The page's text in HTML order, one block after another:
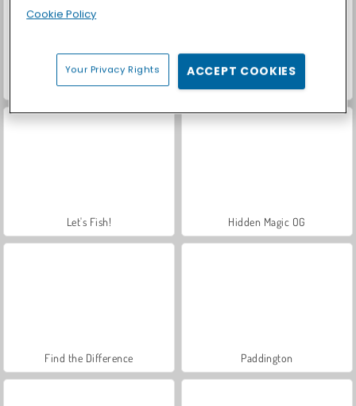
Farm Merge Valley Car Parking City Duel
Let's Fish! Hidden Magic OG
Find the Difference Paddington
Cookie Policy
Your Privacy Rights ACCEPT COOKIES